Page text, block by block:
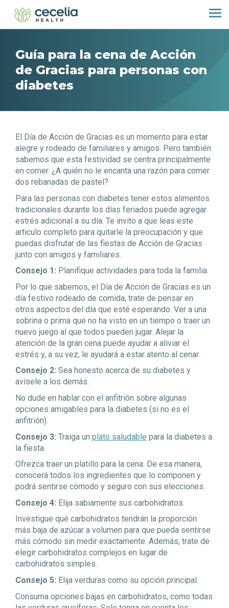
Guía para la cena de Acción
de Gracias para personas con
diabetes
El Día de Acción de Gracias es un momento para estar
alegre y rodeado de familiares y amigos. Pero también
sabemos que esta festividad se centra principalmente
en comer. ¿A quién no le encanta una razón para comer
dos rebanadas de pastel?
Para las personas con diabetes tener estos alimentos
tradicionales durante los días feriados puede agregar
estrés adicional a su día. Te invito a que leas este
articulo completo para quitarle la preocupación y que
puedas disfrutar de las fiestas de Acción de Gracias
junto con amigos y familiares.
Consejo 1: Planifique actividades para toda la familia.
Por lo que sabemos, el Día de Acción de Gracias es un
día festivo rodeado de comida, trate de pensar en
otros aspectos del día que esté esperando. Ver a una
sobrina o prima que no ha visto en un tiempo o traer un
nuevo juego al que todos pueden jugar. Alejar la
atención de la gran cena puede ayudar a aliviar el
estrés y, a su vez, le ayudará a estar atento al cenar.
Consejo 2: Sea honesto acerca de su diabetes y
avísele a los demás.
No dude en hablar con el anfitrión sobre algunas
opciones amigables para la diabetes (si no es el
anfitrión).
Consejo 3: Traiga un plato saludable para la diabetes a
la fiesta.
Ofrezca traer un platillo para la cena. De esa manera,
conocerá todos los ingredientes que lo componen y
podrá sentirse cómodo y seguro con sus elecciones.
Consejo 4: Elija sabiamente sus carbohidratos.
Investigue qué carbohidratos tendrán la proporción
más baja de azúcar a volumen para que pueda sentirse
más cómodo sin medir exactamente. Además, trate de
elegir carbohidratos complejos en lugar de
carbohidratos simples.
Consejo 5: Elija verduras como su opción principal.
Consuma opciones bajas en carbohidratos, como todas